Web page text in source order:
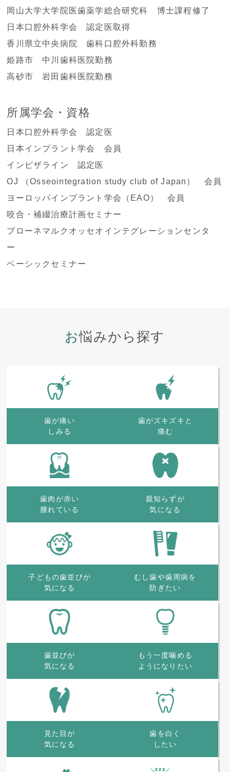
岡山大学大学院医歯薬学総合研究科 博士課程修了
日本口腔外科学会 認定医取得
香川県立中央病院 歯科口腔外科勤務
姫路市 中川歯科医院勤務
高砂市 岩田歯科医院勤務
所属学会・資格
日本口腔外科学会認定医
日本インプラント学会 会員
インビザライン 認定医
OJ （Osseointegration study club of Japan） 会員
ヨーロッパインプラント学会（EAO） 会員
咬合・補綴治療計画セミナー
ブローネマルクオッセオインテグレーションセンタ
ー
ベーシックセミナー
お悩みから探す
歯が痛い
しみる
歯がズキズキと
痛む
歯肉が赤い
腫れている
親知らずが
気になる
子どもの歯並びが
気になる
むし歯や歯周病を
防ぎたい
歯並びが
気になる
もう一度噛める
ようになりたい
見た目が
気になる
歯を白く
したい